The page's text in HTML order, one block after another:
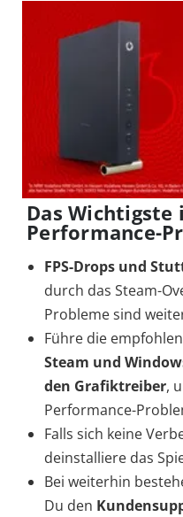
Das Wichtigste
Performance-
FPS-Drops und
durch das Steam-
Probleme sind
Führe die
Steam und
den Grafiktreiber,
Performance-
Falls sich keine
deinstalliere das
Bei weiterhin
Du den